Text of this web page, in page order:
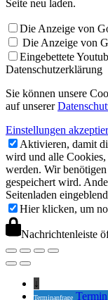
Seite neu laden.
Die Anzeige von
Die Anzeige von
Eingebettete
Datenschutzerklärung
Sie können unsere
auf unserer
Einstellungen
Aktivieren, damit
wird und alle Cookies,
werden. Wir
gespeichert wird.
Seitenladen
Hier klicken, um
Nachrichtenleiste
↓
Terminanfrage